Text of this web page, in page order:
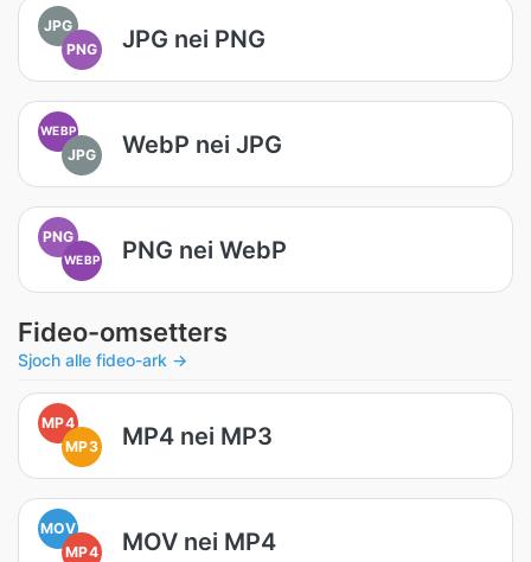
JPG
PNG
JPG nei PNG
WEBP
JPG WebP nei JPG
PNG
WEBP PNG nei WebP
Fideo-omsetters
Sjoch alle fideo-ark →
MP4
MP3
MP4 nei MP3
MOV
MP4
MOV nei MP4